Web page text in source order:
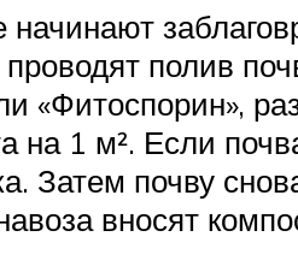
начинают
полив
«Фитоспорин»,
на 1 м². Если
Затем почву
вносят